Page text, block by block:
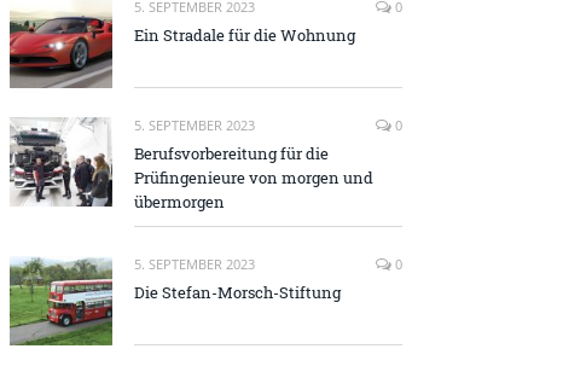
5. SEPTEMBER 2023 0
Ein Stradale für die Wohnung
5. SEPTEMBER 2023 0
Berufsvorbereitung für die
Prüfingenieure von morgen und
übermorgen
5. SEPTEMBER 2023 0
Die Stefan-Morsch-Stiftung